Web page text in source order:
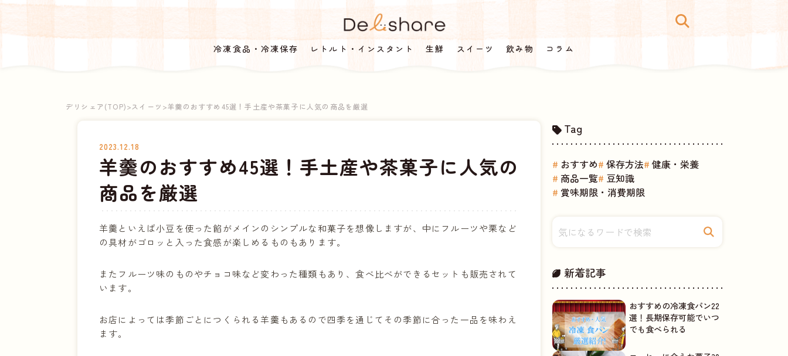
冷凍食品・冷凍保存 レトルト・インスタント 生鮮 スイーツ 飲み物 コラム
デリシェア >スイーツ >羊羹のおすすめ45選！手土産や茶菓子に人気の商品を厳選
2023.12.18
羊羹のおすすめ45選！手土産や茶菓子に人気の
商品を厳選
羊羹といえば小豆を使った餡がメインのシンプルな和菓子を想像しますが、中にフルーツや栗など
の具材がゴロッと入った食感が楽しめるものもあります。
またフルーツ味のものやチョコ味など変わった種類もあり、食べ比べができるセットも販売されて
います。
お店によっては季節ごとにつくられる羊羹もあるので四季を通じてその季節に合った一品を味わえ
ます。
Tag
おすすめ 保存方法
健康・栄養
商品一覧
豆知識
賞味期限・消費期限
新着記事
おすすめの冷凍食パン22
選！長期保存可能でいつ
でも食べられる